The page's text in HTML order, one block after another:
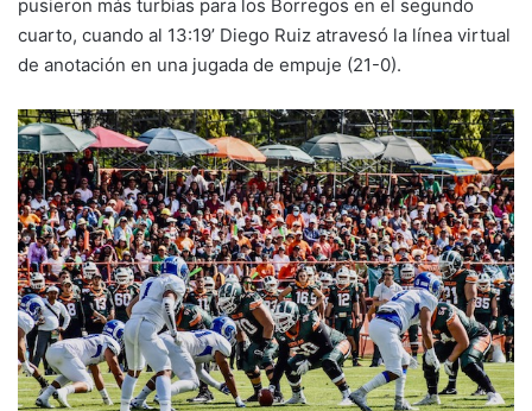
pusieron más turbias para los Borregos en el segundo
cuarto, cuando al 13:19’ Diego Ruiz atravesó la línea virtual
de anotación en una jugada de empuje (21-0).